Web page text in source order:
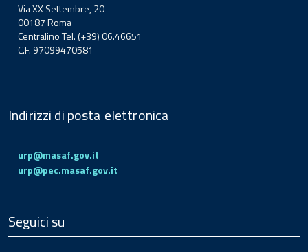
Via XX Settembre, 20
00187 Roma
Centralino Tel. (+39) 06.46651
C.F. 97099470581
Indirizzi di posta elettronica
urp@masaf.gov.it
urp@pec.masaf.gov.it
Seguici su